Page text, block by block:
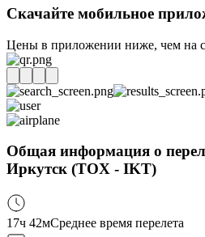
Скачайте мобильное
Цены в приложении ниже, чем на
Общая информация о
Иркутск (TOX - IKT)
17ч 42мСреднее время перелета